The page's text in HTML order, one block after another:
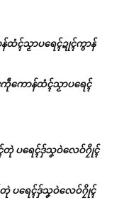
ၚ်သၟာပရေၚ်ဍုၚ်ကွာန်
ောန်ထံၚ်သၟာပရေၚ်
ပရေၚ်ဒှ်သၞဝဲလေဝ်ဂၠိုၚ်
ပရေၚ်ဒှ်သၞဝဲလေဝ်ဂၠိုၚ်